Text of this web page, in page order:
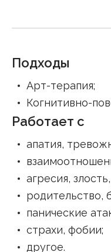
Подходы
Арт-терапия;
Когнитивно-
Работает с
апатия,
агресия,
родительство,
панические
страхи, фобии;
другое.